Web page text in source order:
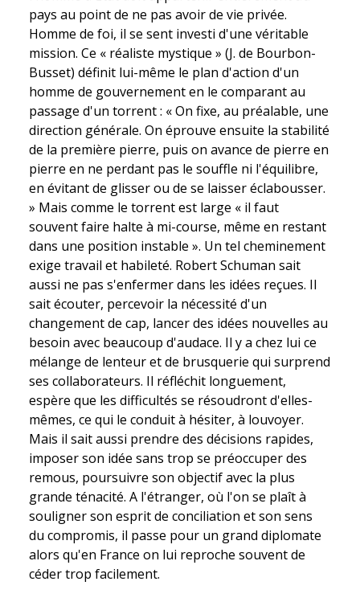
pays au point de ne pas avoir de vie privée.
Homme de foi, il se sent investi d'une véritable
mission. Ce « réaliste mystique » (J. de Bourbon-
Busset) définit lui-même le plan d'action d'un
homme de gouvernement en le comparant au
passage d'un torrent : « On fixe, au préalable, une
direction générale. On éprouve ensuite la stabilité
de la première pierre, puis on avance de pierre en
pierre en ne perdant pas le souffle ni l'équilibre,
en évitant de glisser ou de se laisser éclabousser.
» Mais comme le torrent est large « il faut
souvent faire halte à mi-course, même en restant
dans une position instable ». Un tel cheminement
exige travail et habileté. Robert Schuman sait
aussi ne pas s'enfermer dans les idées reçues. Il
sait écouter, percevoir la nécessité d'un
changement de cap, lancer des idées nouvelles au
besoin avec beaucoup d'audace. Il y a chez lui ce
mélange de lenteur et de brusquerie qui surprend
ses collaborateurs. Il réfléchit longuement,
espère que les difficultés se résoudront d'elles-
mêmes, ce qui le conduit à hésiter, à louvoyer.
Mais il sait aussi prendre des décisions rapides,
imposer son idée sans trop se préoccuper des
remous, poursuivre son objectif avec la plus
grande ténacité. A l'étranger, où l'on se plaît à
souligner son esprit de conciliation et son sens
du compromis, il passe pour un grand diplomate
alors qu'en France on lui reproche souvent de
céder trop facilement.